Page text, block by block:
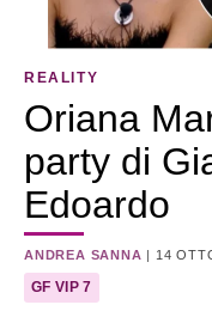
REALITY
Oriana
party di
Edoardo
ANDREA SANNA 14
GF VIP 7